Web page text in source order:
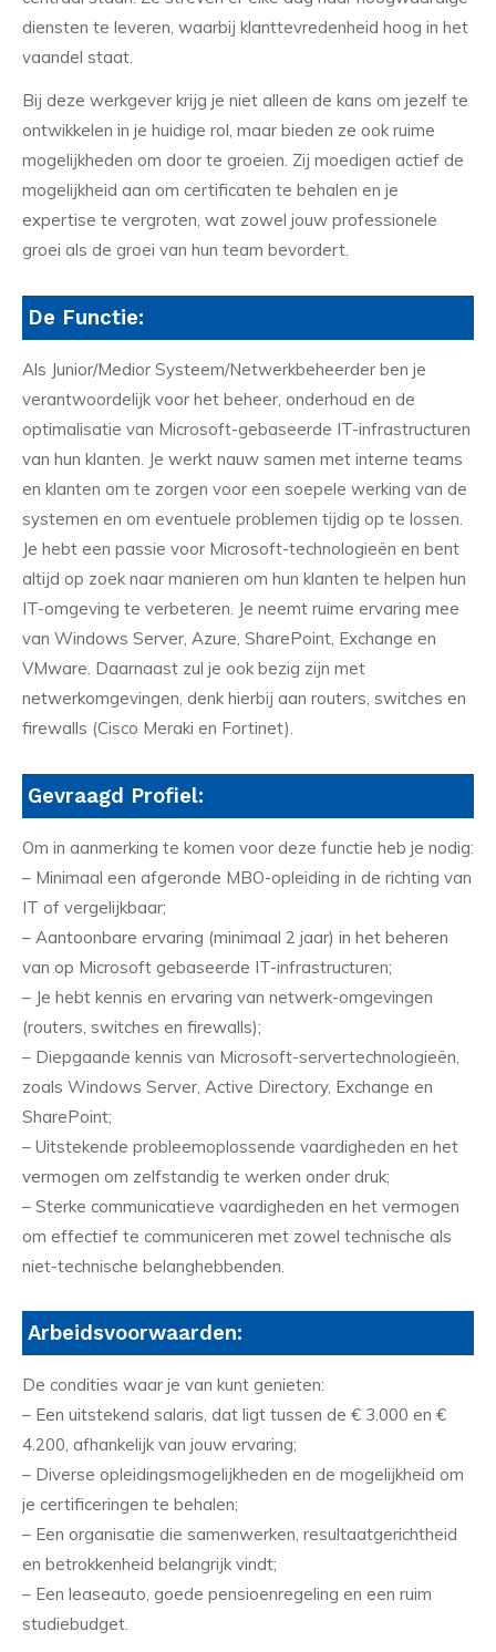
diensten te leveren, waarbij klanttevredenheid hoog in het
vaandel staat.
Bij deze werkgever krijg je niet alleen de kans om jezelf te
ontwikkelen in je huidige rol, maar bieden ze ook ruime
mogelijkheden om door te groeien. Zij moedigen actief de
mogelijkheid aan om certificaten te behalen en je
expertise te vergroten, wat zowel jouw professionele
groei als de groei van hun team bevordert.
De Functie:
Als Junior/Medior Systeem/Netwerkbeheerder ben je
verantwoordelijk voor het beheer, onderhoud en de
optimalisatie van Microsoft-gebaseerde IT-infrastructuren
van hun klanten. Je werkt nauw samen met interne teams
en klanten om te zorgen voor een soepele werking van de
systemen en om eventuele problemen tijdig op te lossen.
Je hebt een passie voor Microsoft-technologieën en bent
altijd op zoek naar manieren om hun klanten te helpen hun
IT-omgeving te verbeteren. Je neemt ruime ervaring mee
van Windows Server, Azure, SharePoint, Exchange en
VMware. Daarnaast zul je ook bezig zijn met
netwerkomgevingen, denk hierbij aan routers, switches en
firewalls (Cisco Meraki en Fortinet).
Gevraagd Profiel:
Om in aanmerking te komen voor deze functie heb je nodig:
– Minimaal een afgeronde MBO-opleiding in de richting van
IT of vergelijkbaar;
– Aantoonbare ervaring (minimaal 2 jaar) in het beheren
van op Microsoft gebaseerde IT-infrastructuren;
– Je hebt kennis en ervaring van netwerk-omgevingen
(routers, switches en firewalls);
– Diepgaande kennis van Microsoft-servertechnologieën,
zoals Windows Server, Active Directory, Exchange en
SharePoint;
– Uitstekende probleemoplossende vaardigheden en het
vermogen om zelfstandig te werken onder druk;
– Sterke communicatieve vaardigheden en het vermogen
om effectief te communiceren met zowel technische als
niet-technische belanghebbenden.
Arbeidsvoorwaarden:
De condities waar je van kunt genieten:
– Een uitstekend salaris, dat ligt tussen de € 3.000 en €
4.200, afhankelijk van jouw ervaring;
– Diverse opleidingsmogelijkheden en de mogelijkheid om
je certificeringen te behalen;
– Een organisatie die samenwerken, resultaatgerichtheid
en betrokkenheid belangrijk vindt;
– Een leaseauto, goede pensioenregeling en een ruim
studiebudget.